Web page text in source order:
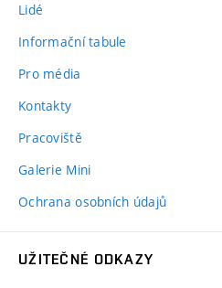
Lidé
Informační tabule
Pro média
Kontakty
Pracoviště
Galerie Mini
Ochrana osobních údajů
UŽITEČNÉ ODKAZY